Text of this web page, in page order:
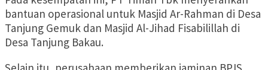
bantuan operasional untuk Masjid Ar-Rahman di Desa
Tanjung Gemuk dan Masjid Al-Jihad Fisabilillah di
Desa Tanjung Bakau.